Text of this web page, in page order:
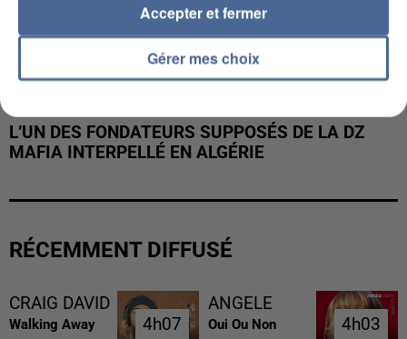
L’UN DES FONDATEURS SUPPOSÉS DE LA DZ
MAFIA INTERPELLÉ EN ALGÉRIE
RÉCEMMENT DIFFUSÉ
CRAIG DAVID
Walking Away 4h07
4h07
ANGELE
Oui Ou Non 4h03
4h03
Gérer mes choix
Accepter et fermer